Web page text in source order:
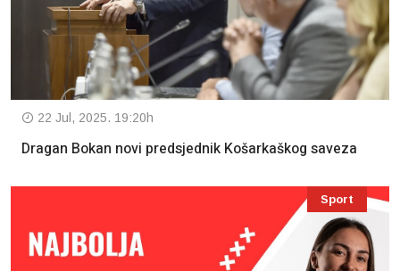
22 Jul, 2025. 19:20h
Dragan Bokan novi predsjednik Košarkaškog saveza
Sport